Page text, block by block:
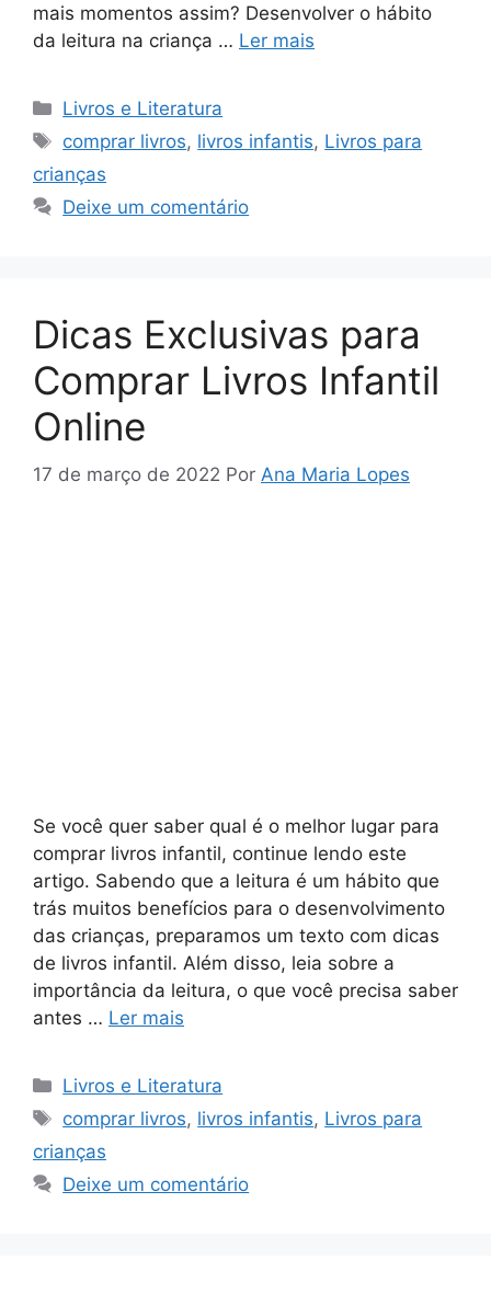
mais momentos assim? Desenvolver o hábito
da leitura na criança … Ler mais
Categorias
Livros e Literatura
Tags
comprar livros, livros infantis, Livros para
crianças
Deixe um comentário
Dicas Exclusivas para
Comprar Livros Infantil
Online
17 de março de 2022 Por Ana Maria Lopes
Se você quer saber qual é o melhor lugar para
comprar livros infantil, continue lendo este
artigo. Sabendo que a leitura é um hábito que
trás muitos benefícios para o desenvolvimento
das crianças, preparamos um texto com dicas
de livros infantil. Além disso, leia sobre a
importância da leitura, o que você precisa saber
antes … Ler mais
Categorias
Livros e Literatura
Tags
comprar livros, livros infantis, Livros para
crianças
Deixe um comentário